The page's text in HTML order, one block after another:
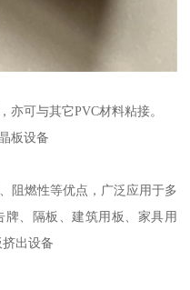
亦可与其它PVC材料粘接。
板设备
阻燃性等优点，广泛应用于多
、隔板、建筑用板、家具用
出设备